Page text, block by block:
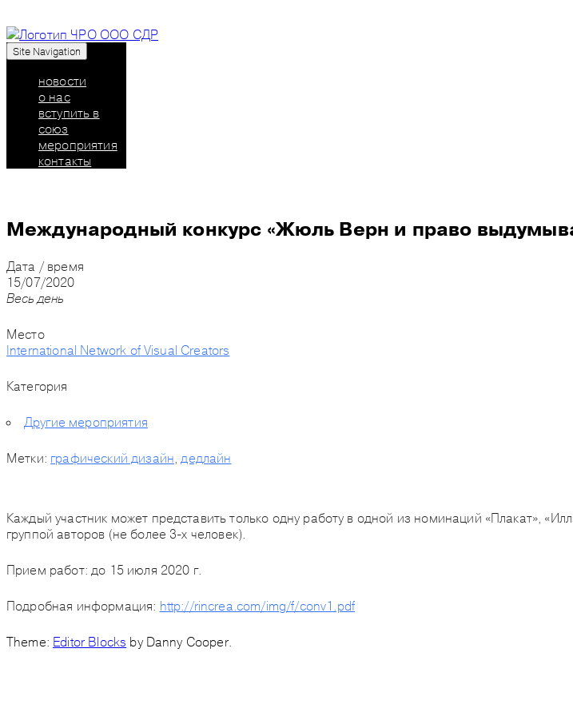
Союз дизайнеров России: челябинское региональное отделение
Site Navigation
новости
о нас
вступить в
союз
мероприятия
контакты
Международный конкурс «Жюль Верн и право
Дата / время
15/07/2020
Весь день
Место
International Network of Visual Creators
Категория
Другие мероприятия
Метки: графический дизайн дедлайн
Каждый участник может представить только одну работу в одной из номинаций «Плакат»,
группой авторов (не более 3-х человек).
Прием работ: до 15 июля 2020 г.
Подробная информация: http://rincrea.com/img/f/conv1.pdf
Theme: Editor Blocks by Danny Cooper.